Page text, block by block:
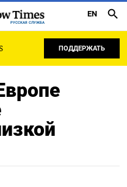
РУССКАЯ СЛУЖБА
EN
ПОДДЕРЖАТЬ